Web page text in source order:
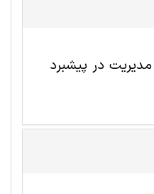
در پیشبرد